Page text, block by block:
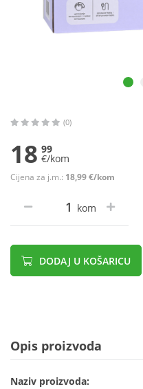
(0)
18 99
€/kom
Cijena za j.m.: 18,99 €/kom
kom
DODAJ U KOŠARICU
Opis proizvoda
Naziv proizvoda: